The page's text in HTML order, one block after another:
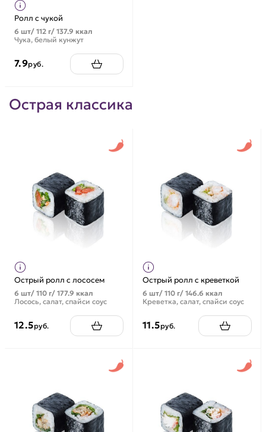
Ролл с чукой
6 шт/ 112 г/ 137.9 ккал
Чука, белый кунжут
7.9руб.
Острая классика
Острый ролл с лососем
6 шт/ 110 г/ 177.9 ккал
Лосось, салат, спайси соус
12.5руб.
Острый ролл с креветкой
6 шт/ 110 г/ 146.6 ккал
Креветка, салат, спайси соус
11.5руб.